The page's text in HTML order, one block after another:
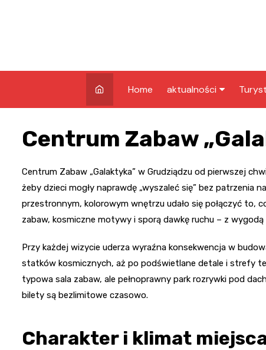
Home aktualności
infrastruktura
edukacja
nagrody
rozrywka
Centrum Zabaw
Centrum Zabaw „Galaktyka” w Grudziądzu od pierwszej
żeby dzieci mogły naprawdę „wyszaleć się” bez patrzenia
przestronnym, kolorowym wnętrzu udało się połączyć to,
zabaw, kosmiczne motywy i sporą dawkę ruchu – z
Przy każdej wizycie uderza wyraźna konsekwencja w
statków kosmicznych, aż po podświetlane detale i strefy
typowa sala zabaw, ale pełnoprawny park rozrywki pod
bilety są bezlimitowe czasowo.
Charakter i klimat